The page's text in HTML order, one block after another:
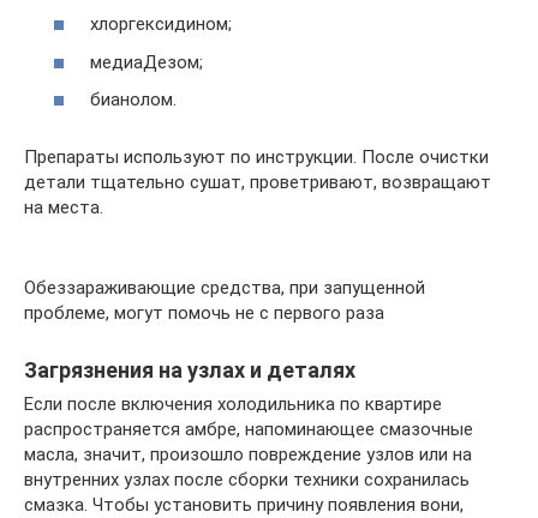
хлоргексидином;
медиаДезом;
бианолом.
Препараты используют по инструкции. После очистки
детали тщательно сушат, проветривают, возвращают
на места.
Обеззараживающие средства, при запущенной
проблеме, могут помочь не с первого раза
Загрязнения на узлах и деталях
Если после включения холодильника по квартире
распространяется амбре, напоминающее смазочные
масла, значит, произошло повреждение узлов или на
внутренних узлах после сборки техники сохранилась
смазка. Чтобы установить причину появления вони,